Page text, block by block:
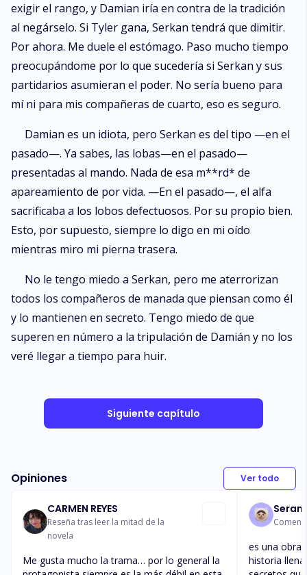
exigir el rango, y Damian iría en contra de la tradición
al negárselo. Si Tyler gana, Serkan tendrá que dimitir.
Por ahora. Me duele el estómago. Paso mucho tiempo
preocupándome por lo que sucedería si Serkan y sus
partidarios asumieran el poder. No sería bueno para
mí ni para mis compañeras de cuarto, eso es seguro.
Damian es un idiota, pero Serkan es del tipo —en el
pasado—. Ya sabes, las lobas—en el pasado—
presentadas al mando. Nada de esa m**rd* de
apareamiento de por vida. —En el pasado—, el alfa
sacrificaba a los lobos defectuosos. Por su propio bien.
Esto, por supuesto, siempre lo digo en mi oído
mientras miro mi pierna trasera.
No le tengo miedo a Serkan, pero me aterrorizan
todos los compañeros de manada que piensan como él
y lo mantienen en secreto. Tengo miedo de que
superen en número a la tripulación de Damián y no los
veré llegar a tiempo para huir.
Siguiente capítulo
Opiniones Ver todo
CARMEN REYES
Reseña tras leer la mitad de la
novela
Me gusta mucho la trama… por lo general la
es una obra
historia